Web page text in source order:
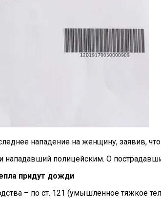
нападение на женщину, заявив,
полицейским. О
придут дожди
– по ст. 121 (умышленное тяжкое